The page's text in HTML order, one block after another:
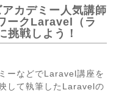
カデミー人気講師
ークLaravel（ラ
挑戦しよう！
ーなどでLaravel講座を
して執筆したLaravelの